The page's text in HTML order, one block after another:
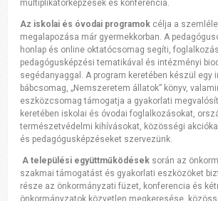
multiplikátorképzések és konferencia.
Az iskolai és óvodai programok célja a
megalapozása már gyermekkorban. A
honlap és online oktatócsomag segíti,
pedagógusképzési tematikával és intézményi
segédanyaggal. A program keretében készül egy
bábcsomag, „Nemszeretem állatok” könyv,
eszközcsomag támogatja a gyakorlati
keretében iskolai és óvodai foglalkozásokat,
természetvédelmi kihívásokat, közösségi
és pedagógusképzéseket szervezünk.
A települési együttműködések során az
szakmai támogatást és gyakorlati eszközöket
része az önkormányzati füzet, konferencia és
önkormányzatok közvetlen megkeresése,